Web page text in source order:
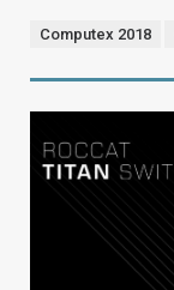
Computex 2018